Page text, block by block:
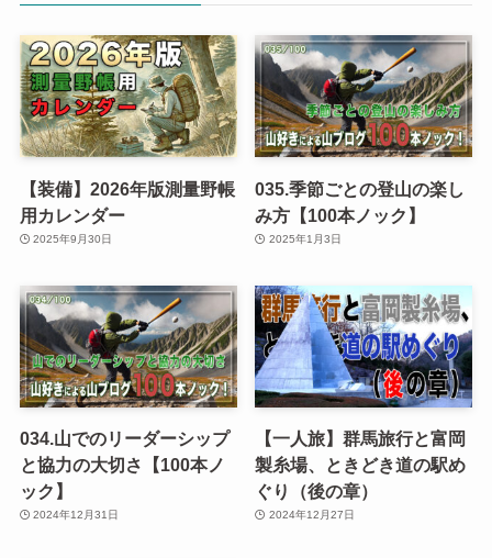
【装備】2026年版測量野帳
用カレンダー
2025年9月30日
035.季節ごとの登山の楽し
み方【100本ノック】
2025年1月3日
034.山でのリーダーシップ
と協力の大切さ【100本ノ
ック】
2024年12月31日
【一人旅】群馬旅行と富岡
製糸場、ときどき道の駅め
ぐり（後の章）
2024年12月27日